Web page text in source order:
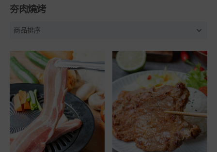
夯肉燒烤